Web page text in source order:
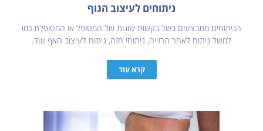
ניתוחים לעיצוב הגוף
הניתוחים מתבצעים בשל בקשות שונות של המטופל או המטופלת כמו
למשל ניתוח לאחר הרזייה, ניתוחי חזה, ניתוח לעיצוב האף עוד.
קרא עוד